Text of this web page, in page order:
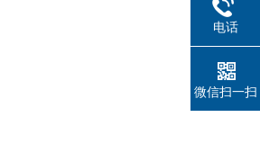
电话
微信扫一扫